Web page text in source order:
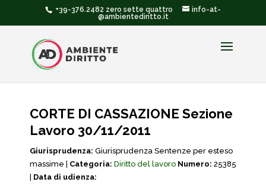
+39-376.2482 zero sette quattro
info-at-
@ambientediritto.it
CORTE DI CASSAZIONE Sezione
Lavoro 30/11/2011
Giurisprudenza: Giurisprudenza Sentenze per esteso
massime | Categoria: Diritto del lavoro Numero: 25385
Data di udienza: